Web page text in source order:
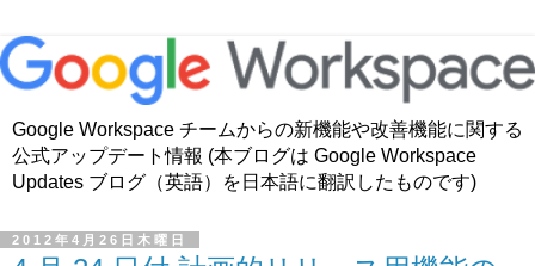
Google Workspace チームからの新機能や改善機能に関する
公式アップデート情報 (本ブログは Google Workspace
Updates ブログ（英語）を日本語に翻訳したものです)
2012年4月26日木曜日